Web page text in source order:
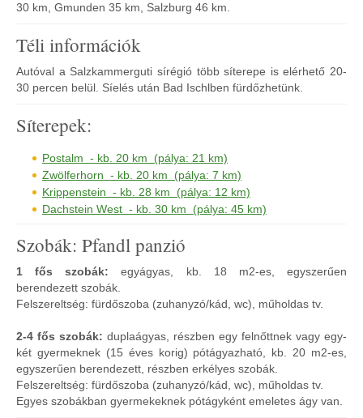
30 km, Gmunden 35 km, Salzburg 46 km.
Téli információk
Autóval a Salzkammerguti sírégió több síterepe is elérhető 20-
30 percen belül. Síelés után Bad Ischlben fürdőzhetünk.
Síterepek:
Postalm - kb. 20 km (pálya: 21 km)
Zwölferhorn - kb. 20 km (pálya: 7 km)
Krippenstein - kb. 28 km (pálya: 12 km)
Dachstein West - kb. 30 km (pálya: 45 km)
Szobák: Pfandl panzió
1 fős szobák:egyágyas, kb. 18 m2-es, egyszerűen
berendezett szobák.
Felszereltség: fürdőszoba (zuhanyzó/kád, wc), műholdas tv.
2-4 fős szobák: duplaágyas, részben egy felnőttnek vagy egy-
két gyermeknek (15 éves korig) pótágyazható, kb. 20 m2-es,
egyszerűen berendezett, részben erkélyes szobák.
Felszereltség: fürdőszoba (zuhanyzó/kád, wc), műholdas tv.
Egyes szobákban gyermekeknek pótágyként emeletes ágy van.